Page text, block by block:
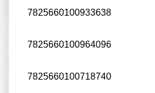
7825660100933638
7825660100964096
7825660100718740